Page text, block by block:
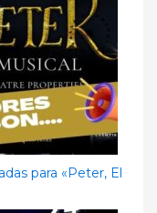
para «Peter, El